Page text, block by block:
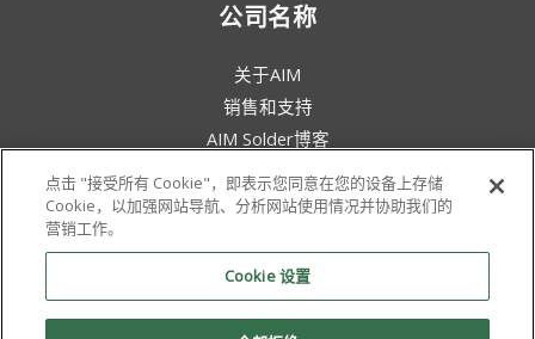
公司名称
关于AIM
销售和支持
AIM Solder博客
条款和条件
法律声明
政策与证书
点击 "接受所有 Cookie"，即表示您同意在您的设备上存储
Cookie，以加强网站导航、分析网站使用情况并协助我们的
营销工作。
Cookie 设置